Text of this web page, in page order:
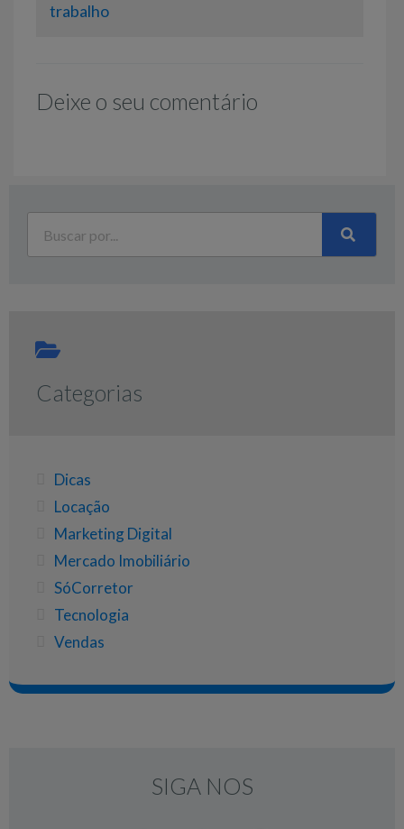
trabalho
Deixe o seu comentário
Categorias
Dicas
Locação
Marketing Digital
Mercado Imobiliário
SóCorretor
Tecnologia
Vendas
SIGA NOS